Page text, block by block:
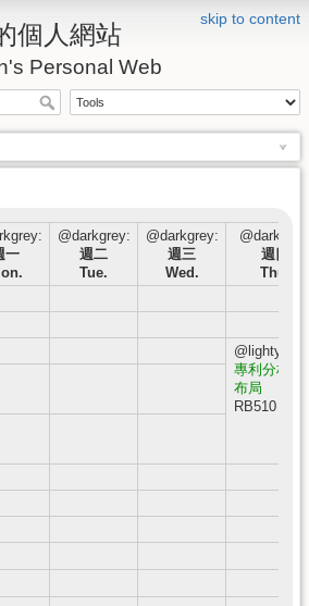
skip to content
個人網站
Personal Web
一
@darkgrey:
週二
Tue.
@darkgrey:
週三
Wed.
週四
Thu.
專利分析與
布局
RB510